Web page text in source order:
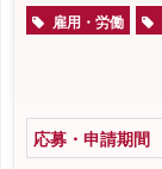
雇用・労働
応募・申請期間